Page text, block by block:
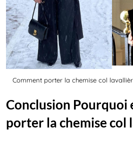
Comment porter la chemise col
Conclusion Pourquoi
porter la chemise col